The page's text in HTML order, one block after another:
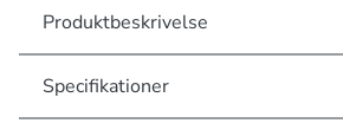
Produktbeskrivelse
Specifikationer